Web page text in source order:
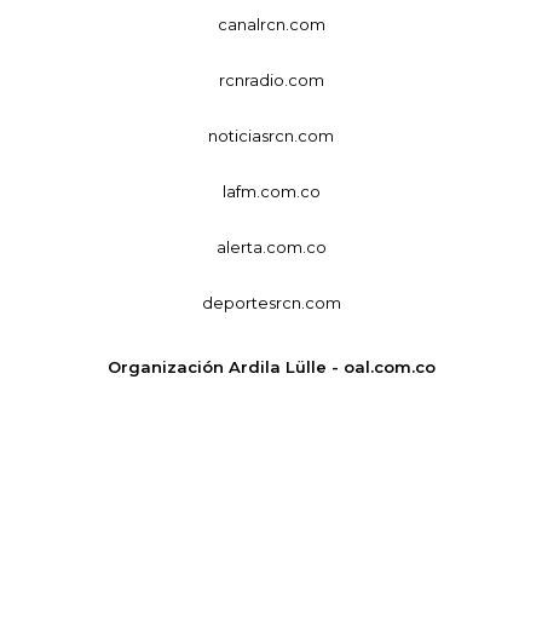
canalrcn.com
rcnradio.com
noticiasrcn.com
lafm.com.co
alerta.com.co
deportesrcn.com
Organización Ardila Lülle - oal.com.co